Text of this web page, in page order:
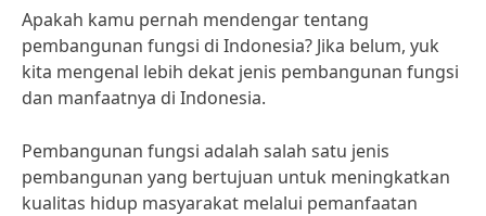
Apakah kamu pernah mendengar tentang
pembangunan fungsi di Indonesia? Jika belum, yuk
kita mengenal lebih dekat jenis pembangunan fungsi
dan manfaatnya di Indonesia.
Pembangunan fungsi adalah salah satu jenis
pembangunan yang bertujuan untuk meningkatkan
kualitas hidup masyarakat melalui pemanfaatan